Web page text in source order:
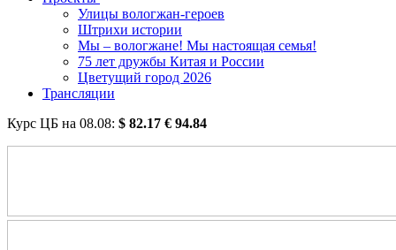
Улицы вологжан-героев
Штрихи истории
Мы – вологжане! Мы настоящая семья!
75 лет дружбы Китая и России
Цветущий город 2026
Трансляции
Курс ЦБ на 08.08: $ 82.17 € 94.84